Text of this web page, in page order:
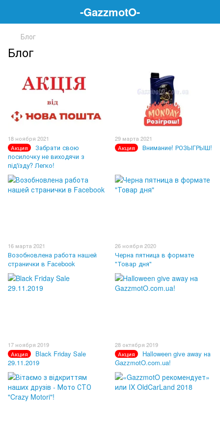
-GazzmotO-
Блог
Блог
18 ноября 2021
Акция
Забрати свою
посилочку не виходячи з
під'їзду? Легко!
29 марта 2021
Акция
Внимание! РОЗЫГРЫШ!
16 марта 2021
Возобновлена работа нашей
странички в Facebook
26 ноября 2020
Черна пятница в формате
"Товар дня"
17 ноября 2019
Акция
Black Friday Sale
29.11.2019
28 октября 2019
Акция
Halloween give away на
GazzmotO.com.ua!